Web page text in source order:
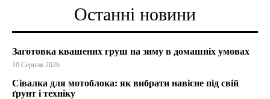
Останні новини
Заготовка квашених груш на зиму в домашніх умовах
10 Серпня 2026
Сівалка для мотоблока: як вибрати навісне під свій
ґрунт і техніку